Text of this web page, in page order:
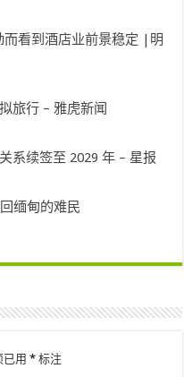
看到酒店业前景稳定 |明
旅行 – 雅虎新闻
系续签至 2029 年 – 星报
缅甸的难民
已用* 标注